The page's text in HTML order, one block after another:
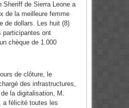
Sheriff de Sierra Leone a
de la meilleure femme
de dollars. Les huit (8)
participantes ont
chèque de 1.000
de clôture, le
des infrastructures,
de la digitalisation, M.
a félicité toutes les